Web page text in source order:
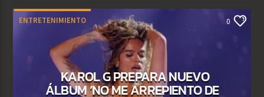
ENTRETENIMIENTO 0
KAROL G PREPARA NUEVO
ÁLBUM ‘NO ME ARREPIENTO DE